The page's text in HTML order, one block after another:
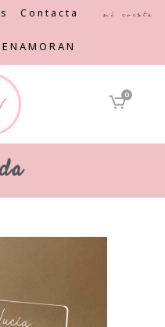
Contacta Mi cuenta
0